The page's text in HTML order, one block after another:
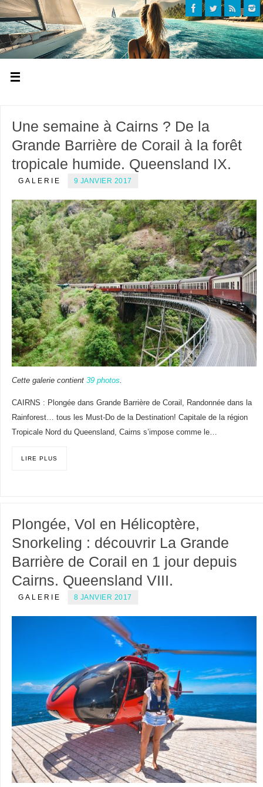
Une semaine à Cairns ? De la
Grande Barrière de Corail à la forêt
tropicale humide. Queensland IX.
GALERIE 9 JANVIER 2017
Cette galerie contient 39 photos
CAIRNS : Plongée dans Grande Barrière de Corail, Randonnée dans la
Rainforest… tous les Must-Do de la Destination! Capitale de la région
Tropicale Nord du Queensland, Cairns s’impose comme le…
LIRE PLUS
Plongée, Vol en Hélicoptère,
Snorkeling : découvrir La Grande
Barrière de Corail en 1 jour depuis
Cairns. Queensland VIII.
GALERIE 8 JANVIER 2017